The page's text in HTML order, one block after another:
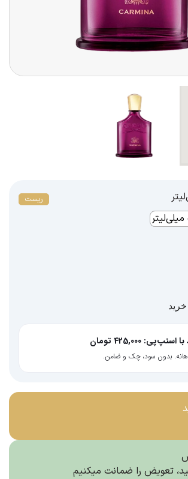
ریست
اسنپ‌پی: 425,000 تومان
تعویض را ضمانت میکنیم